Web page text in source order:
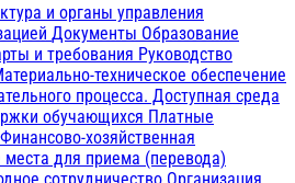
и органы управления
Документы Образование
и требования Руководство
техническое обеспечение
процесса. Доступная среда
обучающихся Платные
Финансово-хозяйственная
для приема (перевода)